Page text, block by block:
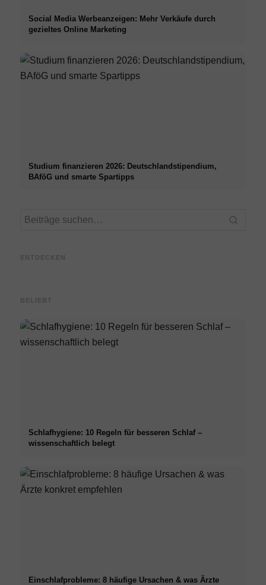
Social Media Werbeanzeigen: Mehr Verkäufe durch
gezieltes Online Marketing
Studium finanzieren 2026: Deutschlandstipendium,
BAföG und smarte Spartipps
ENTDECKEN
Vergütung und der direkte
BELIEBT
Schlafhygiene: 10 Regeln für besseren Schlaf –
wissenschaftlich belegt
Einschlafprobleme: 8 häufige Ursachen & was Ärzte